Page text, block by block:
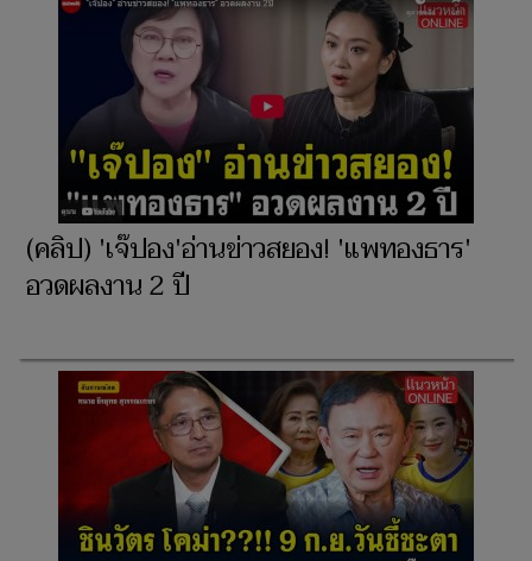
(คลิป) 'เจ๊ปอง'อ่านข่าวสยอง! 'แพทองธาร'
อวดผลงาน 2 ปี